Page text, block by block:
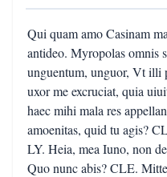
Qui quam amo Casinam
antideo. Myropolas omnis
unguentum, unguor, Vt illi
uxor me excruciat, quia
haec mihi mala res
amoenitas, quid tu agis?
LY. Heia, mea Iuno, non
Quo nunc abis? CLE.